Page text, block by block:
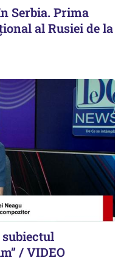
Serbia. Prima
al Rusiei de la
/ VIDEO